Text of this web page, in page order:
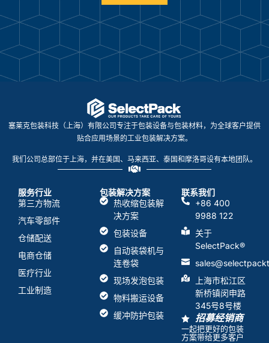
塞莱克包装科技（上海）有限公司专注于包装设备与包装材料，为全球客户提供
贴合应用场景的工业包装解决方案。
我们公司总部位于上海，并在美国、马来西亚、泰国和摩洛哥设有本地团队。
服务行业
第三方物流
汽车零部件
仓储配送
电商仓储
医疗行业
工业制造
包装解决方案
热收缩包装解
决方案
包装设备
自动装袋机与
连卷袋
现场发泡包装
物料搬运设备
缓冲防护包装
联系我们
+86 400
9988 122
关于
SelectPack®
上海市松江区
新桥镇闵申路
345号8号楼
招募经销商
一起把更好的包装
方案带给更多客户